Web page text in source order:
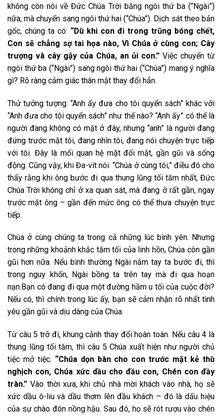
không còn nói về Đức Chúa Trời bằng ngôi thứ ba (“Ngài”)
nữa, mà chuyển sang ngôi thứ hai (“Chúa”). Dịch sát theo bản
gốc, chúng ta có: “Dù khi con đi trong trũng bóng chết,
Con sẽ chẳng sợ tai họa nào, Vì Chúa ở cùng con; Cây
trượng và cây gậy của Chúa, an ủi con.” Việc chuyển từ
ngôi thứ ba (“Ngài”) sang ngôi thứ hai (“Chúa”) mang ý nghĩa
gì? Rõ ràng cảm giác thân mật thay đổi hẳn.
Thử tưởng tượng: “Anh ấy đưa cho tôi quyển sách” khác với
“Anh đưa cho tôi quyển sách” như thế nào? “Anh ấy” có thể là
người đang không có mặt ở đây, nhưng “anh” là người đang
đứng trước mặt tôi, đang nhìn tôi, đang nói chuyện trực tiếp
với tôi. Đây là mối quan hệ mặt đối mặt, gần gũi và sống
động. Cũng vậy, khi Đa-vít nói: “Chúa ở cùng tôi,” điều đó cho
thấy rằng khi ông bước đi qua thung lũng tối tăm nhất, Đức
Chúa Trời không chỉ ở xa quan sát, mà đang ở rất gần, ngay
trước mặt ông – gần đến mức ông có thể thưa chuyện trực
tiếp.
Chúa ở cùng chúng ta trong cả những lúc bình yên. Nhưng
trong những khoảnh khắc tăm tối của linh hồn, Chúa còn gần
gũi hơn nữa. Nếu bình thường Ngài nắm tay ta bước đi, thì
trong nguy khốn, Ngài bồng ta trên tay mà đi qua hoạn
nạn.Bạn có đang đi qua một đường hầm u tối của cuộc đời?
Nếu có, thì chính trong lúc ấy, bạn sẽ cảm nhận rõ nhất tình
yêu gần gũi và dịu dàng của Chúa.
Từ câu 5 trở đi, khung cảnh thay đổi hoàn toàn. Nếu câu 4 là
thung lũng tối tăm, thì câu 5 Chúa xuất hiện như người chủ
tiệc mở tiệc. “Chúa dọn bàn cho con trước mặt kẻ thù
nghịch con, Chúa xức dầu cho đầu con, Chén con đầy
tràn.” Vào thời xưa, khi chủ nhà mời khách vào nhà, họ sẽ
xức dầu ô-liu và dầu thơm lên đầu khách – đó là dấu hiệu
của sự chào đón nồng hậu. Sau đó, họ sẽ rót rượu vào chén